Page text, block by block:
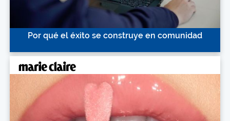
Por qué el éxito se construye en comunidad